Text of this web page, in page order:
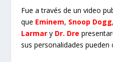
Fue a través de un video
que Eminem, Snoop Dogg,
Larmar y Dr. Dre
sus personalidades pueden